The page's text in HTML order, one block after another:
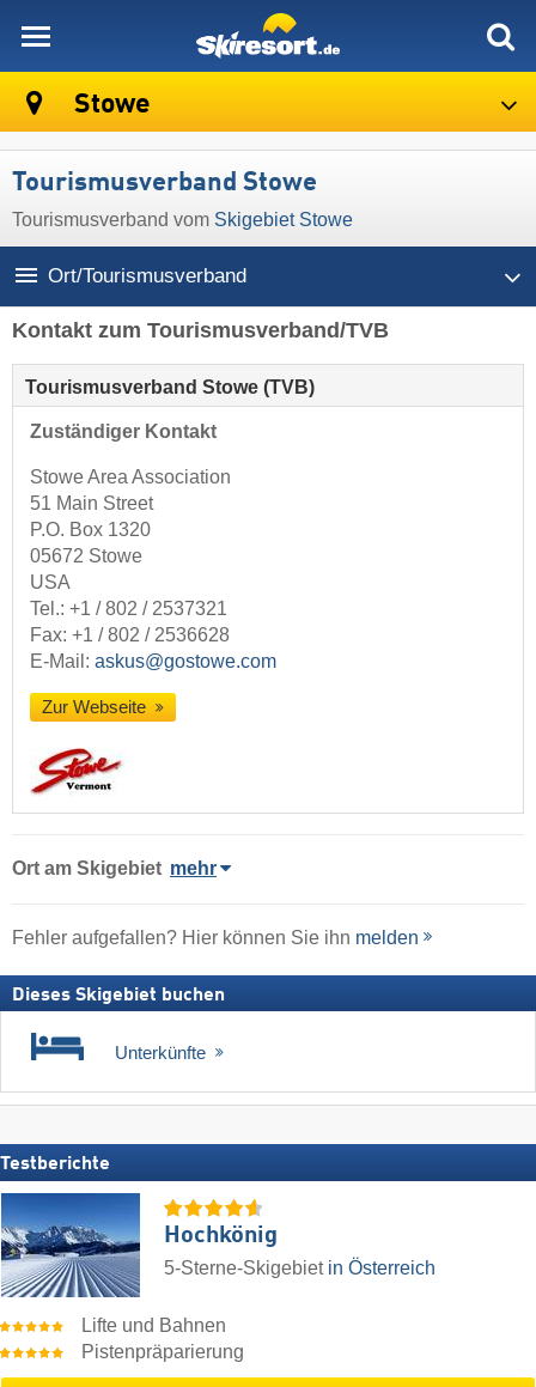
Stowe
Tourismusverband Stowe
Tourismusverband vom Skigebiet Stowe
Ort/Tourismusverband
Kontakt zum Tourismusverband/TVB
Tourismusverband Stowe (TVB)
Zuständiger Kontakt
Stowe Area Association
51 Main Street
P.O. Box 1320
05672 Stowe
USA
Tel.: +1 / 802 / 2537321
Fax: +1 / 802 / 2536628
E-Mail: askus@gostowe.com
Zur Webseite
Ort am Skigebiet mehr
Fehler aufgefallen? Hier können Sie ihn melden
Dieses Skigebiet buchen
Unterkünfte
Testberichte
Hochkönig
5-Sterne-Skigebiet in Österreich
Lifte und Bahnen
Pistenpräparierung